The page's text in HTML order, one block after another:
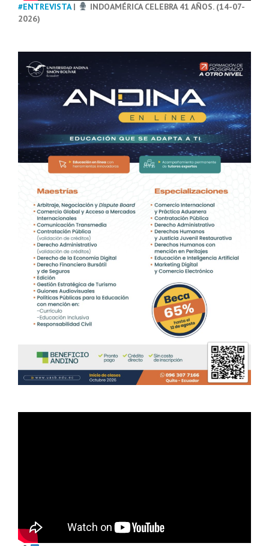
#ENTREVISTA|
INDOAMÉRICA CELEBRA 41 AÑOS. (14-07-
2026)